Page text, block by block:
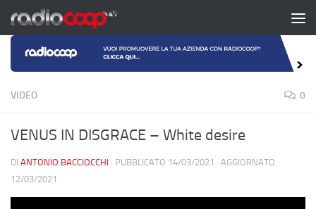
Salta al contenuto
VIDEO 0
VENUS IN DISGRACE – White desire
DI ANTONIO BACCIOCCHI · PUBBLICATO 14/03/2021 · AGGIORNATO
12/03/2021